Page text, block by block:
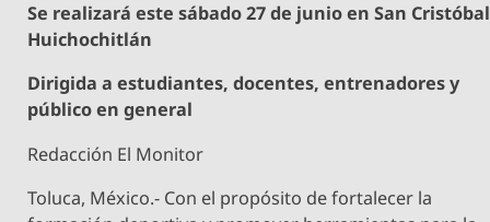
Se realizará este sábado 27 de junio en San Cristóbal
Huichochitlán
Dirigida a estudiantes, docentes, entrenadores y
público en general
Redacción El Monitor
Toluca, México.- Con el propósito de fortalecer la